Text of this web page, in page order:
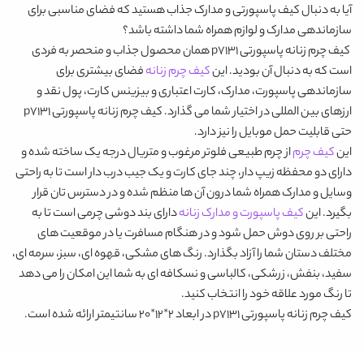
آیا به دنبال کیف پاسپورتی و مدارک جذاب هستید که فضای مناسبی برای
سازماندهی مدارک و لوازم همراه شما داشته باشد؟
کیف چرم زنانه پاسپورتی p7131
همان محصول جذاب و منحصر به فردی
است که به دنبال آن بودید. اینکیف چرم زنانهفضای بیشتری برای
سازماندهی پاسپورت، مدارک، کارت اعتباری و بیزینس کارت، پول نقد و
ارزهای بین المللی در اختیار شما می گذارد.کیف چرم زنانه پاسپورتی p7131
حتی قابلیت حمل موبایل را نیز دارد.
اینکیف چرماز چرم طبیعی فلوتر مرغوب و متریال درجه یک ساخته شده و
دارای دو محفظه زیپ دار، چند جای کارت و یک جیب درب دار است تا به راحتی
وسایل و مدارک همراه شما درون آن ها منظم شده و در دسترس تان قرار
بگیرد. اینکیف پاسپورت و مدارک زنانهدارای بند دوشی چرمی است تا به
راحتی بر روی دوش حمل شود و در هنگام مسافرت یا در موقعیت های
مختلف دستان شما را آزاد بگذارد. رنگ هایمشکی، قهوه ای، سبز، سرمه ای،
سفید، بنفش، زرشکی، کالباسی و نسکافه ایبه شما این امکان را می دهد
تا رنگ مورد علاقه خود را انتخاب کنید.
کیف چرم زنانه پاسپورتی p7131
در ابعاد2*12*20 سانتیمتر ارائه شده است.